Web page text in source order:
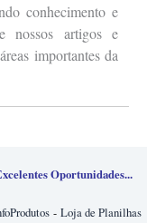
conhecimento e
nossos artigos e
importantes da
Oportunidades...
- Loja de Planilhas